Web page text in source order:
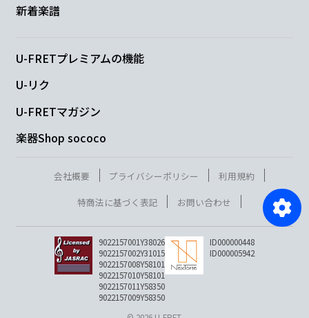
新着楽譜
U-FRETプレミアムの機能
U-リク
U-FRETマガジン
楽器Shop sococo
会社概要 プライバシーポリシー
利用規約
特商法に基づく表記
お問い合わせ
9022157001Y38026
9022157002Y31015
9022157008Y58101
9022157010Y58101
9022157011Y58350
9022157009Y58350
ID000000448
ID000005942